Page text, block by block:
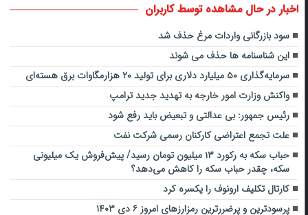
اخبار در حال مشاهده توسط کاربران
سود بازرگانی واردات مرغ حذف شد
این شناسنامه ها حذف می شوند
سرمایه‌گذاری ۵۰ میلیارد دلاری برای تولید ۲۰ هزارمگاوات برق هسته‌ای
واکنش وزارت امور خارجه به تهدید جدید ترامپ
رئیس جمهور: بی عدالتی و تبعیض باید رفع شود
علت تجمع اعتراضی کارکنان رسمی شرکت نفت
حباب سکه به رکورد ۱۳ میلیون تومان رسید/ پیش‌فروش یک میلیونی
سکه، چقدر حباب سکه را کاهش می‌دهد؟
کارتال تکلیف ارونوف را یکسره کرد
پرسودترین و پرضررترین رمزارزهای امروز ۶ دی ۱۴۰۳